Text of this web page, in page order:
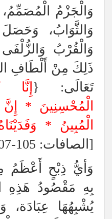
وَالْجَزْمُ الْمُصَمِّمُ،
وَالثَّوَابُ،
وَالْقُرْبُ
ذَلِكَ مِنْ أَلْطَافِ
تَعَالَى: {
الْمُحْسِنِينَ * إِنَّ
الْمُبِينُ *
[الصافات: 105-107].
وَأيُّ ذِبْحٍ أَعْظَمُ
بِهِ مَقْصُودُ هَذِهِ
يُشْبِهُهَا